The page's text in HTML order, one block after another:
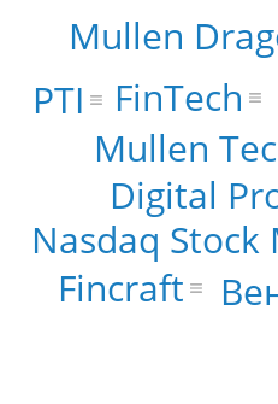
Digital
Mullen
Nasdaq Stock
Fincraft
FinTech
Mullen
PTI